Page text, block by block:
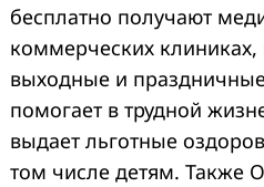
бесплатно получают
коммерческих клиниках,
выходные и
помогает в трудной
выдает льготные
том числе детям. Также